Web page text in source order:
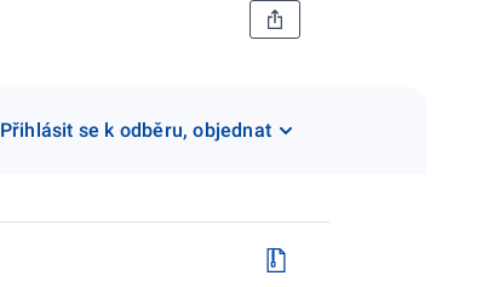
Přihlásit se k odběru, objednat